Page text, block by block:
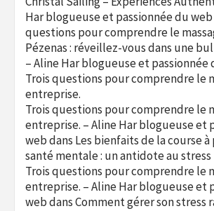
Har blogueuse et passionnée du web
questions pour comprendre le
Pézenas : réveillez-vous dans une
– Aline Har blogueuse et passionnée
Trois questions pour comprendre le
entreprise.
Trois questions pour comprendre le
entreprise. – Aline Har blogueuse et
webdans Les bienfaits de la course
santé mentale : un antidote au stress
Trois questions pour comprendre le
entreprise. – Aline Har blogueuse et
webdansComment gérer son stress